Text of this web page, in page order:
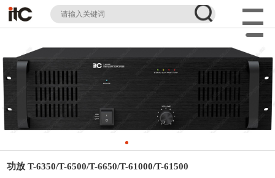
功放 T-6350/T-6500/T-6650/T-61000/T-61500